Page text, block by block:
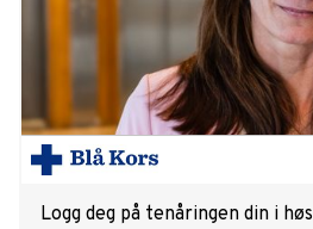
Logg deg på tenåringen din i